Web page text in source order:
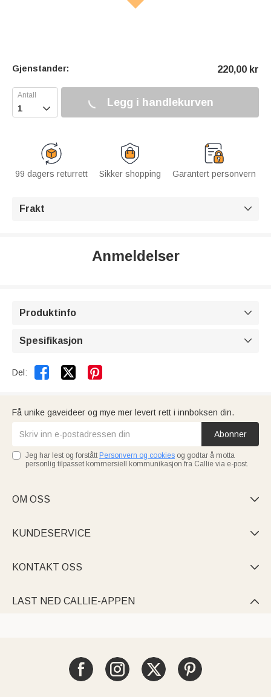
Gjenstander: 220,00 kr
 Legg i handlekurven
99 dagers returrett Sikker shopping Garantert personvern
Frakt 
Anmeldelser
Produktinfo 
Spesifikasjon 
Del:  
Få unike gaveideer og mye mer levert rett i innboksen din.
Abonner
Jeg har lest og forstått Personvern og cookies og godtar å motta
personlig tilpasset kommersiell kommunikasjon fra Callie via e-post.
OM OSS 
KUNDESERVICE 
KONTAKT OSS 
LAST NED CALLIE-APPEN 